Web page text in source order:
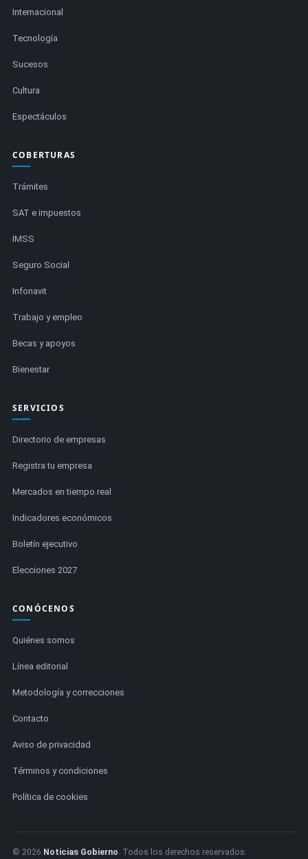
Internacional
Tecnología
Sucesos
Cultura
Espectáculos
COBERTURAS
Trámites
SAT e impuestos
IMSS
Seguro Social
Infonavit
Trabajo y empleo
Becas y apoyos
Bienestar
SERVICIOS
Directorio de empresas
Registra tu empresa
Mercados en tiempo real
Indicadores económicos
Boletín ejecutivo
Elecciones 2027
CONÓCENOS
Quiénes somos
Línea editorial
Metodología y correcciones
Contacto
Aviso de privacidad
Términos y condiciones
Política de cookies
© 2026 Noticias Gobierno. Todos los derechos reservados.